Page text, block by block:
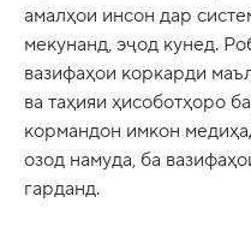
амалҳои инсон дар
мекунанд, эҷод кунед.
вазифаҳои коркарди
ва таҳияи ҳисоботҳоро
кормандон имкон
озод намуда, ба
гарданд.